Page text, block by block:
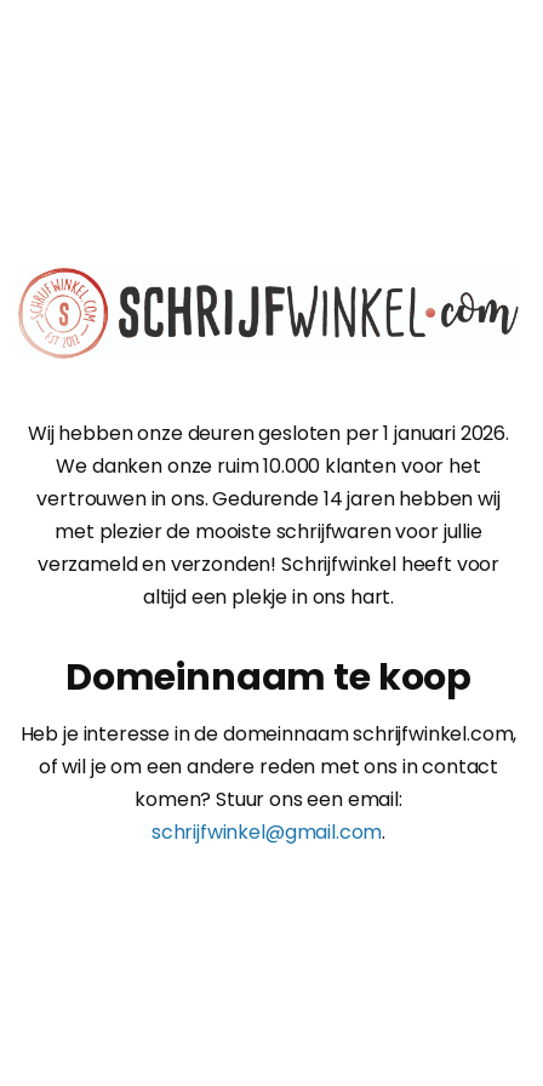
Wij hebben onze deuren gesloten per 1 januari 2026.
We danken onze ruim 10.000 klanten voor het
vertrouwen in ons. Gedurende 14 jaren hebben wij
met plezier de mooiste schrijfwaren voor jullie
verzameld en verzonden! Schrijfwinkel heeft voor
altijd een plekje in ons hart.
Domeinnaam te koop
Heb je interesse in de domeinnaam schrijfwinkel.com,
of wil je om een andere reden met ons in contact
komen? Stuur ons een email:
schrijfwinkel@gmail.com.